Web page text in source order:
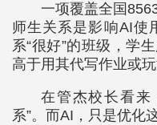
一项覆盖全国
师生关系是影响AI使
系“很好”的班级，学
高于用其代写作业或玩
在管杰校长看来
系”。而AI，只是优化